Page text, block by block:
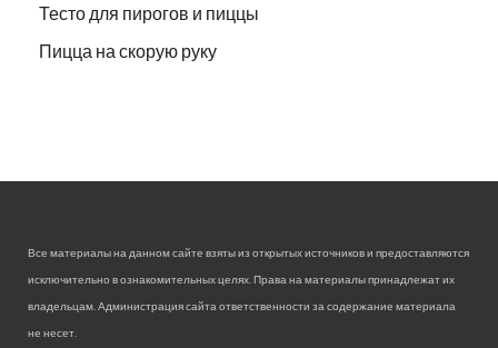
Тесто для пирогов и пиццы
Пицца на скорую руку
Все материалы на данном сайте взяты из открытых источников и предоставляются
исключительно в ознакомительных целях. Права на материалы принадлежат их
владельцам. Администрация сайта ответственности за содержание материала
не несет.